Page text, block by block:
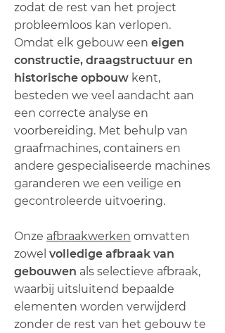
zodat de rest van het project
probleemloos kan verlopen.
Omdat elk gebouw een eigen
constructie, draagstructuur en
historische opbouw kent,
besteden we veel aandacht aan
een correcte analyse en
voorbereiding. Met behulp van
graafmachines, containers en
andere gespecialiseerde machines
garanderen we een veilige en
gecontroleerde uitvoering.
Onze afbraakwerken omvatten
zowel volledige afbraak van
gebouwen als selectieve afbraak,
waarbij uitsluitend bepaalde
elementen worden verwijderd
zonder de rest van het gebouw te